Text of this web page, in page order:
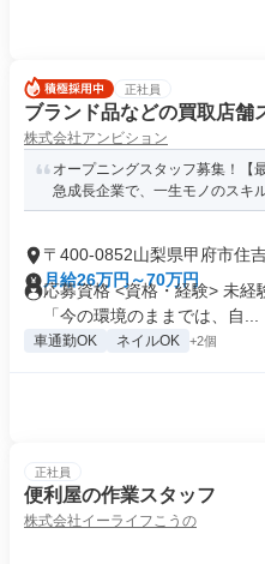
正社員
ブランド品などの買取店
株式会社アンビション
オープニングスタッフ募集！【
急成長企業で、一生モノのスキ
〒400-0852山梨県甲府市住
月給26万円～70万円
応募資格 <資格・経験> 未経
「今の環境のままでは、自...
車通勤OK ネイルOK +2個
正社員
便利屋の作業スタッフ
株式会社イーライフこうの